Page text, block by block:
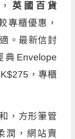
英國百貨
專櫃優惠，
。最新信封
Envelope
，專櫃
，方形筆管
潤，網站賣